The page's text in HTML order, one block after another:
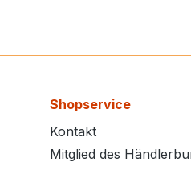
Shopservice
Kontakt
Mitglied des